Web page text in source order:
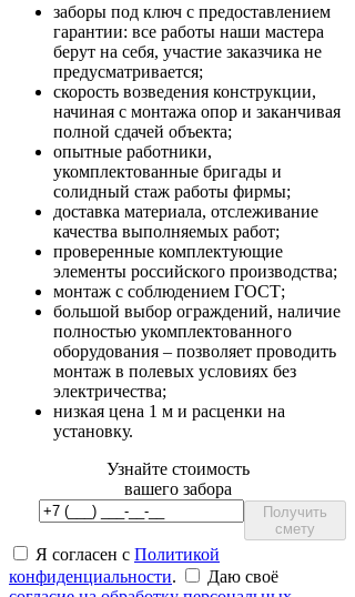
заборы под ключ с предоставлением
гарантии: все работы наши мастера
берут на себя, участие заказчика не
предусматривается;
скорость возведения конструкции,
начиная с монтажа опор и заканчивая
полной сдачей объекта;
опытные работники,
укомплектованные бригады и
солидный стаж работы фирмы;
доставка материала, отслеживание
качества выполняемых работ;
проверенные комплектующие
элементы российского производства;
монтаж с соблюдением ГОСТ;
большой выбор ограждений, наличие
полностью укомплектованного
оборудования – позволяет проводить
монтаж в полевых условиях без
электричества;
низкая цена 1 м и расценки на
установку.
Узнайте стоимость
вашего забора
Получить
смету
Я согласен с Политикой
конфиденциальности.
Даю своё